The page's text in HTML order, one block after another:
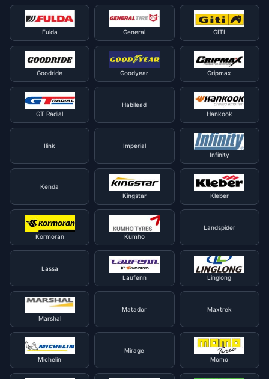
Fulda General GITI
Goodride Goodyear Gripmax
GT Radial
Habilead
Hankook
Ilink
Imperial
Infinity
Kenda
Kingstar
Kleber
Kormoran Kumho
Landspider
Lassa
Laufenn
Linglong
Marshal
Matador Maxtrek
Michelin
Mirage
Momo